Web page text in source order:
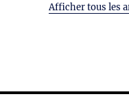
Afficher tous les